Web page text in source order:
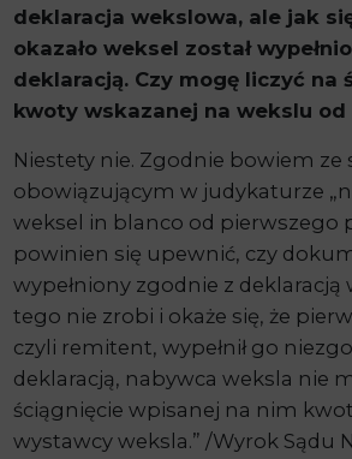
deklaracja wekslowa, ale jak
okazało weksel został
deklaracją. Czy mogę liczyć na
kwoty wskazanej na wekslu od
Niestety nie. Zgodnie bowiem
obowiązującym w judykaturze
weksel in blanco od pierwszego
powinien się upewnić, czy
wypełniony zgodnie z deklaracją
tego nie zrobi i okaże się, że
czyli remitent, wypełnił go
deklaracją, nabywca weksla nie
ściągnięcie wpisanej na nim
wystawcy weksla.” /Wyrok Sądu